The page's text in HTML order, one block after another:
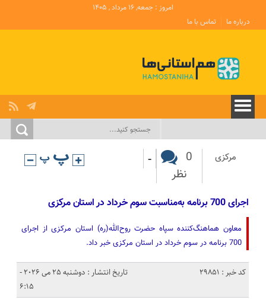
امروز : جمعه, ۱۶ مرداد , ۱۴۰۵
درباره ما
تماس با ما
مرکزی
0
نظر
-
اجرای 700 برنامه به‌مناسبت سوم خرداد در استان مرکزی
معاون هماهنگ‌کننده سپاه حضرت روح‌الله(ره) استان مرکزی از اجرای
700 برنامه در سوم خرداد در استان مرکزی خبر داد.
کد خبر : 29851
تاریخ انتشار : دوشنبه 25 می 2026 -
6:15